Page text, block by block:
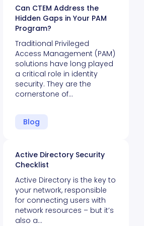
Can CTEM Address the
Hidden Gaps in Your PAM
Program?
Traditional Privileged
Access Management (PAM)
solutions have long played
a critical role in identity
security. They are the
cornerstone of…
Blog
Active Directory Security
Checklist
Active Directory is the key to
your network, responsible
for connecting users with
network resources – but it’s
also a…